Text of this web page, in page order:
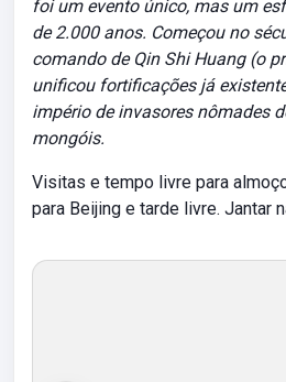
foi um evento único, mas um
de 2.000 anos. Começou no
comando de Qin Shi Huang (o
unificou fortificações já
império de invasores nômades
mongóis.
Visitas e tempo livre para
para Beijing e tarde livre. Jantar